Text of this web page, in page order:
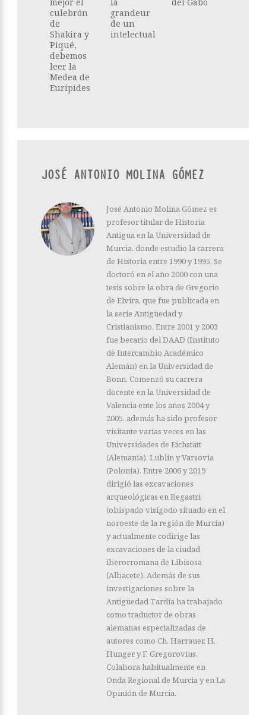
culebrón
de
Shakira y
Piqué,
debemos
leer la
Medea de
Eurípides
grandeur
de un
intelectual
JOSÉ ANTONIO MOLINA GÓMEZ
José Antonio Molina Gómez es
profesor titular de Historia
Antigua en la Universidad de
Murcia, donde estudio la carrera
de Historia entre 1990 y 1995. Se
doctoró en el año 2000 con una
tesis sobre la obra de Gregorio
de Elvira, que fue publicada en
la serie Antigüedad y
Cristianismo. Entre 2001 y 2003
fue becario del DAAD (Instituto
de Intercambio Académico
Alemán) en la Universidad de
Bonn. Comenzó su carrera
docente en la Universidad de
Valencia ente los años 2004 y
2005, además ha sido profesor
visitante varias veces en las
Universidades de Eichstätt
(Alemania), Lublin y Varsovia
(Polonia). Entre 2006 y 2019
dirigió las excavaciones
arqueológicas en Begastri
(obispado visigodo situado en el
noroeste de la región de Murcia)
y actualmente codirige las
excavaciones de la ciudad
iberorromana de Libisosa
(Albacete). Además de sus
investigaciones sobre la
Antigüedad Tardía ha trabajado
como traductor de obras
alemanas especializadas de
autores como Ch. Harrauer, H.
Hunger y F. Gregorovius.
Colabora habitualmente en
Onda Regional de Murcia y en La
Opinión de Murcia.